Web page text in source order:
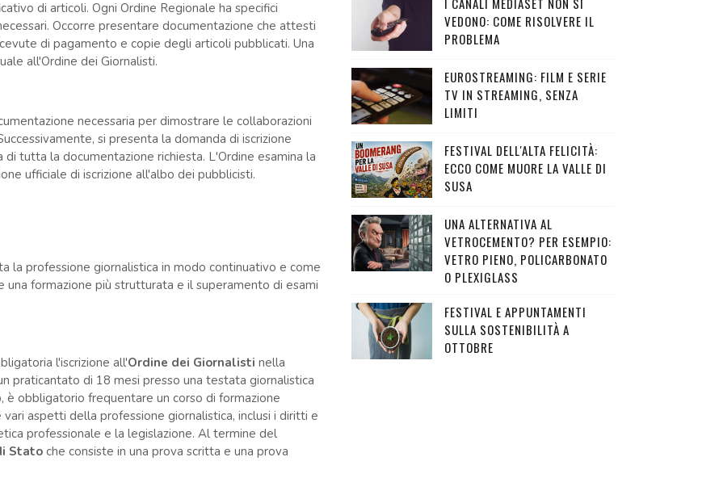
di articoli. Ogni Ordine Regionale ha specifici
Occorre presentare documentazione che attesti
di pagamento e copie degli articoli pubblicati. Una
all'Ordine dei Giornalisti.
necessaria per dimostrare le collaborazioni
si presenta la domanda di iscrizione
di tutta la documentazione richiesta. L'Ordine esamina la
ufficiale di iscrizione all'albo dei pubblicisti.
la professione giornalistica in modo continuativo e come
formazione più strutturata e il superamento di esami
l'iscrizione all'Ordine dei Giornalisti nella
praticantato di 18 mesi presso una testata giornalistica
obbligatorio frequentare un corso di formazione
aspetti della professione giornalistica, inclusi i diritti e
professionale e la legislazione. Al termine del
Statoche consiste in una prova scritta e una prova
VEDONO: COME RISOLVERE IL
PROBLEMA
EUROSTREAMING: FILM E SERIE
TV IN STREAMING, SENZA
LIMITI
FESTIVAL DELL'ALTA FELICITÀ:
ECCO COME MUORE LA VALLE DI
SUSA
UNA ALTERNATIVA AL
VETROCEMENTO? PER ESEMPIO:
VETRO PIENO, POLICARBONATO
O PLEXIGLASS
FESTIVAL E APPUNTAMENTI
SULLA SOSTENIBILITÀ A
OTTOBRE